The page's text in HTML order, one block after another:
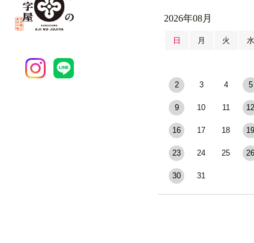
2026年08月
日 月 火 水
2 3 4 5
9 10 11 12
16 17 18 19
23 24 25 26
30 31